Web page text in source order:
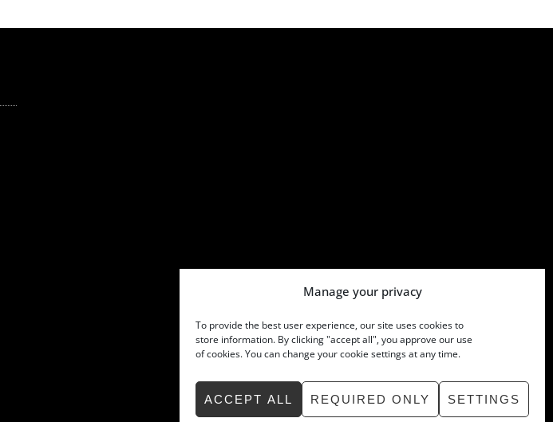
Manage your privacy
To provide the best user experience, our site uses cookies to
store information. By clicking "accept all", you approve our use
of cookies. You can change your cookie settings at any time.
ACCEPT ALL REQUIRED ONLY SETTINGS